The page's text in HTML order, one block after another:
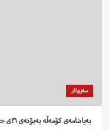
سەروتار
‍ بەیاننامەی کۆمەڵە بەبۆنەی ٣١ی جۆزەردان، ڕۆژی پێشمەرگەی کۆمەڵە